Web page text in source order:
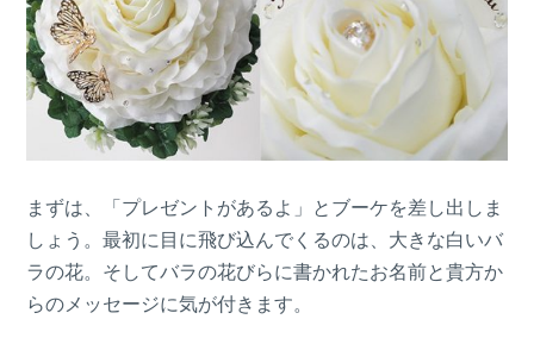
まずは、「プレゼントがあるよ」とブーケを差し出しま
しょう。最初に目に飛び込んでくるのは、大きな白いバ
ラの花。そしてバラの花びらに書かれたお名前と貴方か
らのメッセージに気が付きます。